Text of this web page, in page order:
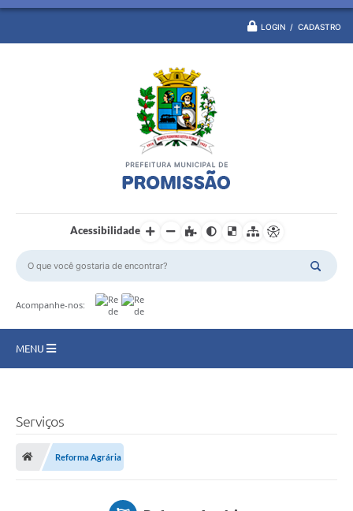
LOGIN / CADASTRO
Acessibilidade
Acompanhe-nos:
MENU
Turismo
Ouvidoria
Serviços
Reforma Agrária